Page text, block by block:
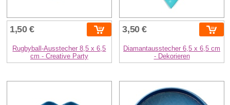
1,50 €
Rugbyball-Ausstecher 8,5 x 6,5
cm - Creative Party
3,50 €
Diamantausstecher 6,5 x 6,5 cm
- Dekorieren